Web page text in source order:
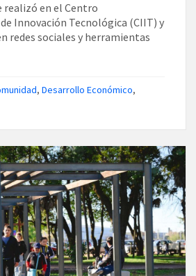
realizó en el Centro
Innovación Tecnológica (CIIT) y
redes sociales y herramientas
, Desarrollo Económico,